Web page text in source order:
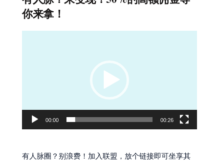
你来拿！
00:00 00:26
有人脉圈？别浪费！加入联盟，放个链接即可坐享其